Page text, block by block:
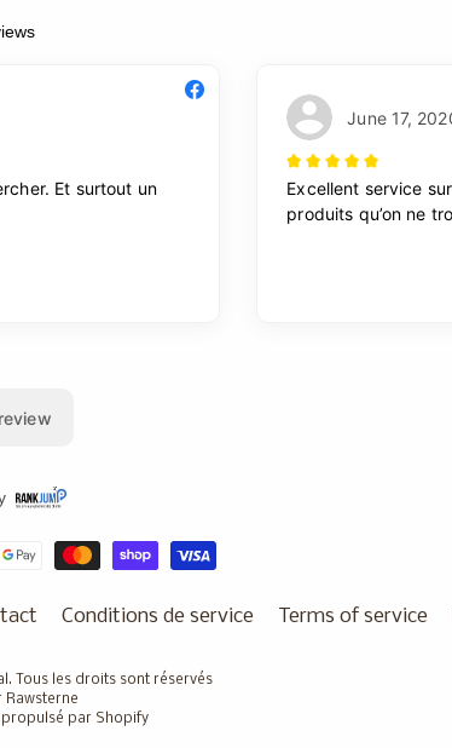
Conditions de service Terms of service
. Tous les droits sont réservés
Rawsterne
par Shopify